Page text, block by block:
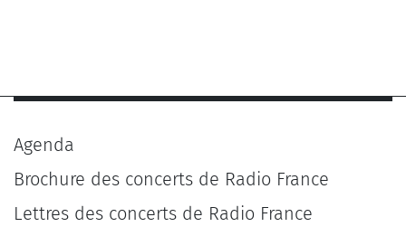
Agenda
Brochure des concerts de Radio France
Lettres des concerts de Radio France